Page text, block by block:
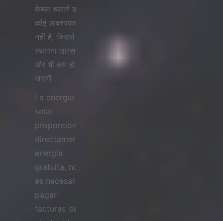
केबल चलाने की
कोई आवश्यकता
नहीं है, जिससे
स्थापना लागत
और भी कम हो
जाएगी।
La energía
solar
proporciona
directamente
energía
gratuita, no
es necesario
pagar
facturas de